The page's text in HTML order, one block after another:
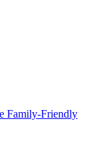
Family-Friendly